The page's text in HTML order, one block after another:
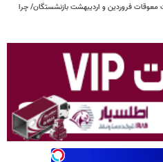
معوقات فروردین و اردیبهشت بازنشستگان/ چرا